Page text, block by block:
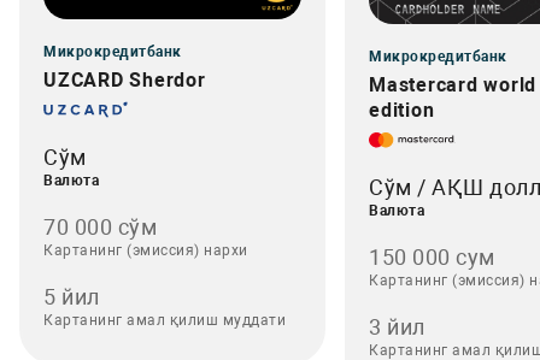
Микрокредитбанк
UZCARD Sherdor
Сўм
Валюта
70 000 сўм
Картанинг (эмиссия) нархи
5 йил
Картанинг амал қилиш муддати
Микрокредитбанк
Mastercard
edition
Сўм / АҚШ
Валюта
150 000 сум
Картанинг (эмиссия)
3 йил
Картанинг амал